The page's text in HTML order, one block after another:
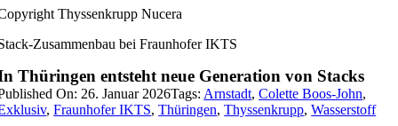
Thyssenkrupp Nucera
Zusammenbau bei Fraunhofer IKTS
Thüringen entsteht neue Generation von Stacks
On: 26. Januar 2026Tags: Arnstadt,Colette Boos-John,
,Fraunhofer IKTS,Thüringen,Thyssenkrupp,Wasserstoff